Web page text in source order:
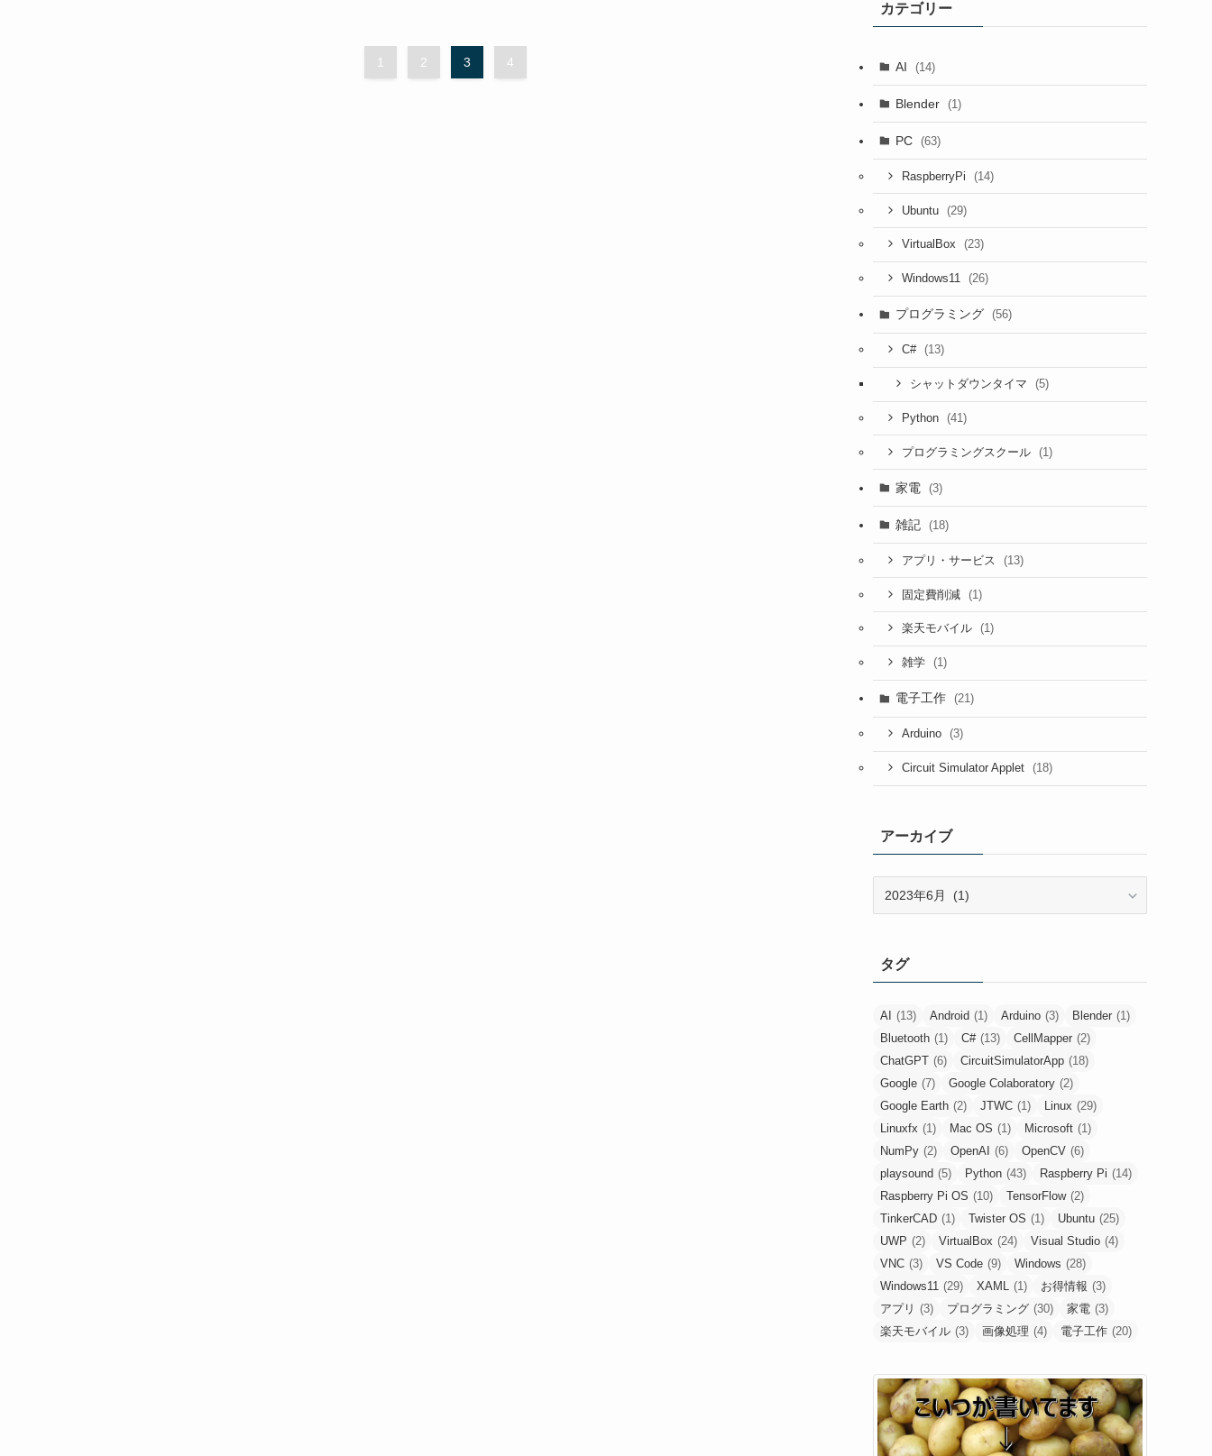
1 2 3 4
カテゴリー
AI (14)
Blender (1)
PC (63)
RaspberryPi (14)
Ubuntu (29)
VirtualBox (23)
Windows11 (26)
プログラミング (56)
C# (13)
シャットダウンタイマ (5)
Python (41)
プログラミングスクール (1)
家電 (3)
雑記 (18)
アプリ・サービス (13)
固定費削減 (1)
楽天モバイル (1)
雑学 (1)
電子工作 (21)
Arduino (3)
Circuit Simulator Applet (18)
アーカイブ
ブタグ
AI (13) Android (1) Arduino (3) Blender (1)
Bluetooth (1) C# (13) CellMapper (2)
ChatGPT (6) CircuitSimulatorApp (18)
Google (7) Google Colaboratory (2)
Google Earth (2) JTWC (1) Linux (29)
Linuxfx (1) Mac OS (1) Microsoft (1)
NumPy (2) OpenAI (6) OpenCV (6)
playsound (5) Python (43) Raspberry Pi (14)
Raspberry Pi OS (10) TensorFlow (2)
TinkerCAD (1) Twister OS (1) Ubuntu (25)
UWP (2) VirtualBox (24) Visual Studio (4)
VNC (3) VS Code (9) Windows (28)
Windows11 (29) XAML (1) お得情報 (3)
アプリ (3) プログラミング (30) 家電 (3)
楽天モバイル (3) 画像処理 (4) 電子工作 (20)